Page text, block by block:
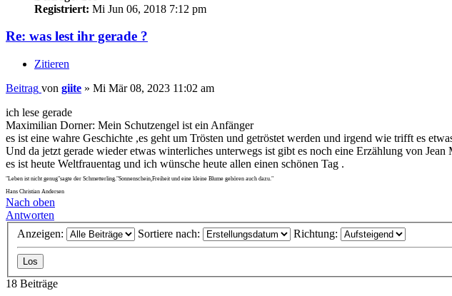
Registriert: Mi Jun 06, 2018 7:12 pm
Re: was lest ihr gerade ?
Zitieren
Beitrag von giite » Mi Mär 08, 2023 11:02 am
ich lese gerade
Maximilian Dorner: Mein Schutzengel ist ein Anfänger
es ist eine wahre Geschichte ,es geht um Trösten und getröstet werden und irgend wie trifft es
Und da jetzt gerade wieder etwas winterliches unterwegs ist gibt es noch eine Erzählung von Jean
es ist heute Weltfrauentag und ich wünsche heute allen einen schönen Tag .
"Leben ist nicht genug"sagte der Schmetterling."Sonnenschein,Freiheit und eine kleine Blume gehören auch dazu."
Hans Christian Andersen
Nach oben
Antworten
Anzeigen:
Sortiere nach: Richtung:
18 Beiträge